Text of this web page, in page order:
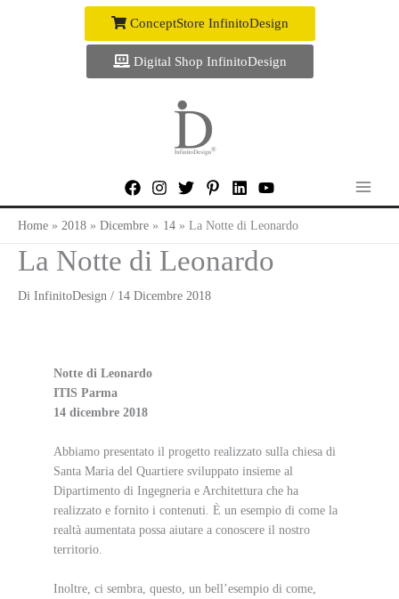
ConceptStore InfinitoDesign
Digital Shop InfinitoDesign
Home 2018 Dicembre 14 La Notte di Leonardo
La Notte di Leonardo
Di InfinitoDesign / 14 Dicembre 2018
Notte di Leonardo
ITIS Parma
14 dicembre 2018
Abbiamo presentato il progetto realizzato sulla chiesa di
Santa Maria del Quartiere sviluppato insieme al
Dipartimento di Ingegneria e Architettura che ha
realizzato e fornito i contenuti. È un esempio di come la
realtà aumentata possa aiutare a conoscere il nostro
territorio.
Inoltre, ci sembra, questo, un bell’esempio di come,